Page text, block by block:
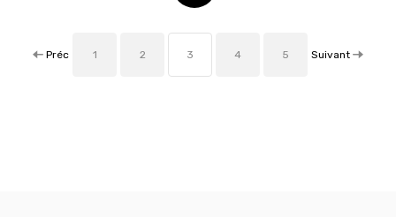
Préc 1 2 3 4 5 Suivant